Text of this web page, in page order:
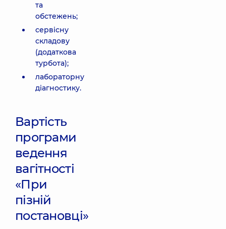
та
обстежень;
сервісну
складову
(додаткова
турбота);
лабораторну
діагностику.
Вартість
програми
ведення
вагітності
«При
пізній
постановці»